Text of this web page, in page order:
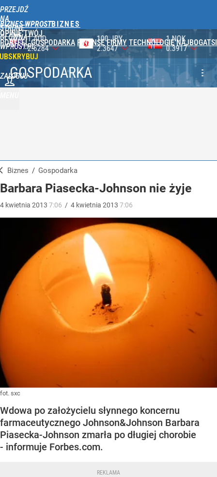
PRZEJDŹ
NA
STRONĘ
GŁÓWNĄ
WPROST.PL
BIZNES WPROST
OPINIE TWÓJ
PORTFEL GOSPODARKA FINANSE FIRMY TECHNOLOGIE NAJBOGATSI
ZALOGUJ
100 JPY
2.3647
1 NOK
0.3917
1 DKK
0.5759
GOSPODARKA
Biznes / Gospodarka
Barbara Piasecka-Johnson nie żyje
4 kwietnia 2013 7:06 / 4 kwietnia 2013 7:06
fot. sxc
Wdowa po założycielu słynnego koncernu
farmaceutycznego Johnson&Johnson Barbara
Piasecka-Johnson zmarła po długiej chorobie
- informuje Forbes.com.